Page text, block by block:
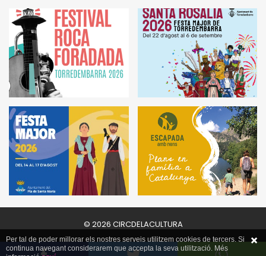
© 2026 CIRCDELACULTURA
Per tal de poder millorar els nostres serveis utilitzem cookies de tercers. Si
continua navegant considerarem que accepta la seva utilització. Més